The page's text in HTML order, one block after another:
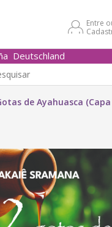
Entre
Deutschland
de Ayahuasca